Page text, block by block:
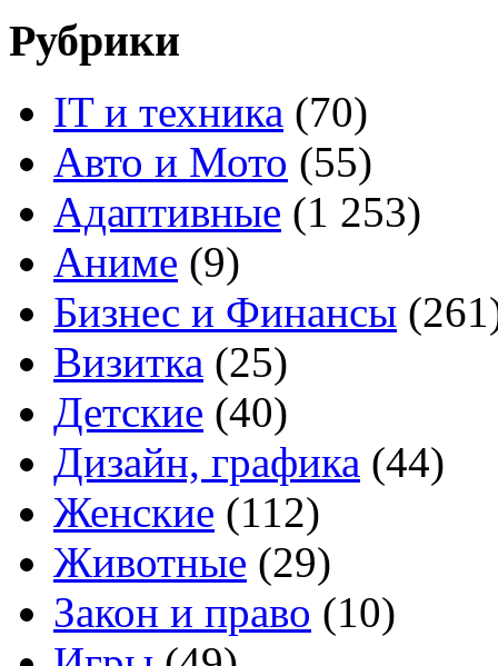
Рубрики
IT и техника (70)
Авто и Мото (55)
Адаптивные (1 253)
Аниме (9)
Бизнес и Финансы
Визитка (25)
Детские (40)
Дизайн, графика (44)
Женские (112)
Животные (29)
Закон и право (10)